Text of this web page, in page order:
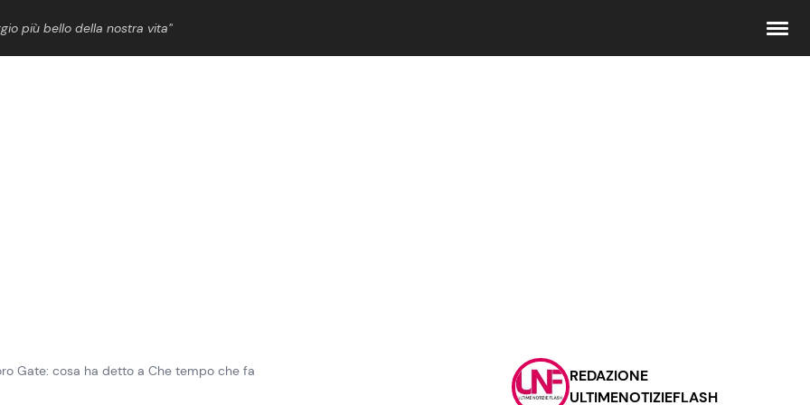
più bello della nostra vita”
Contattaci
Pubblicità
Gate: cosa ha detto a Che tempo che fa
REDAZIONE
ULTIMENOTIZIEFLASH